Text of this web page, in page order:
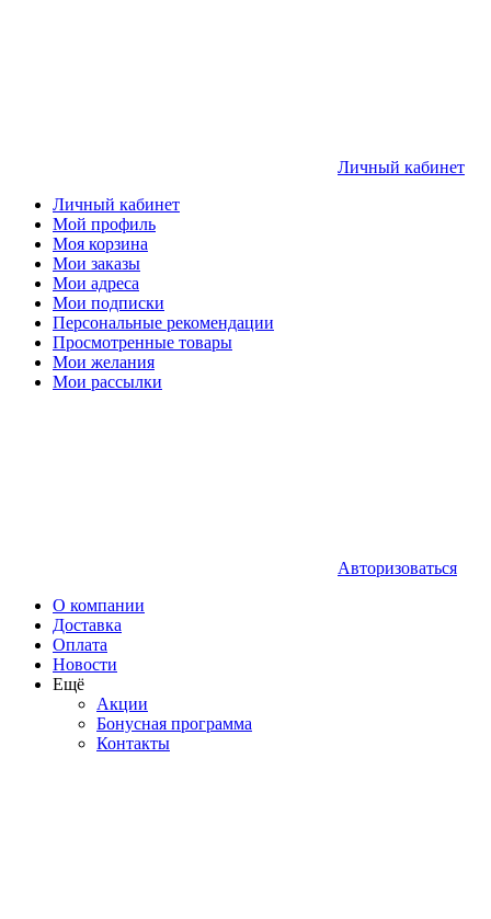
Личный кабинет
Личный кабинет
Мой профиль
Моя корзина
Мои заказы
Мои адреса
Мои подписки
Персональные рекомендации
Просмотренные товары
Мои желания
Мои рассылки
Авторизоваться
О компании
Доставка
Оплата
Новости
Ещё
Акции
Бонусная программа
Контакты